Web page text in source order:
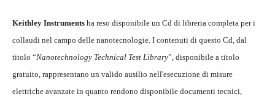
Keithley Instruments ha reso disponibile un Cd di libreria completa per i
collaudi nel campo delle nanotecnologie. I contenuti di questo Cd, dal
titolo “Nanotechnology Technical Test Library”, disponibile a titolo
gratuito, rappresentano un valido ausilio nell'esecuzione di misure
elettriche avanzate in quanto rendono disponibile documenti tecnici,